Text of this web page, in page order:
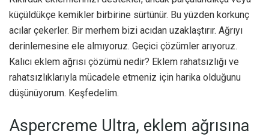
küçüldükçe kemikler birbirine sürtünür. Bu yüzden korkunç
acılar çekerler. Bir merhem bizi acıdan uzaklaştırır. Ağrıyı
derinlemesine ele almıyoruz. Geçici çözümler arıyoruz.
Kalıcı eklem ağrısı çözümü nedir? Eklem rahatsızlığı ve
rahatsızlıklarıyla mücadele etmeniz için harika olduğunu
düşünüyorum. Keşfedelim.
Aspercreme Ultra, eklem ağrısına